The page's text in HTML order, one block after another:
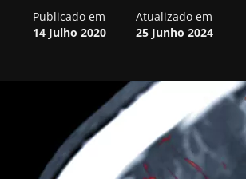
Publicado em
14 Julho 2020
Atualizado em
25 Junho 2024